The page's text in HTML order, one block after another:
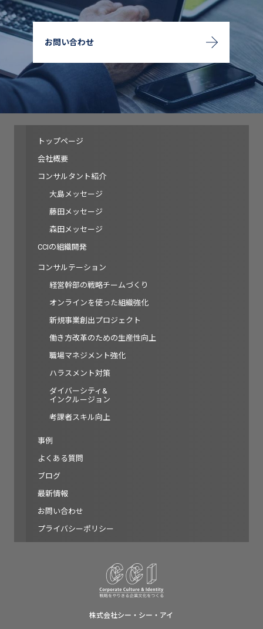
お問い合わせ
トップページ
会社概要
コンサルタント紹介
大島メッセージ
藤田メッセージ
森田メッセージ
CCIの組織開発
コンサルテーション
経営幹部の戦略チームづくり
オンラインを使った組織強化
新規事業創出プロジェクト
働き方改革のための生産性向上
職場マネジメント強化
ハラスメント対策
ダイバーシティ&
インクルージョン
考課者スキル向上
事例
よくある質問
ブログ
最新情報
お問い合わせ
プライバシーポリシー
株式会社シー・シー・アイ